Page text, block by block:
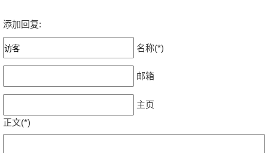
添加回复:
名称(*)
邮箱
主页
正文(*)